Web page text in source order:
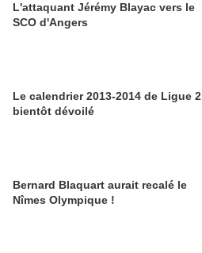
L'attaquant Jérémy Blayac vers le
SCO d'Angers
Le calendrier 2013-2014 de Ligue 2
bientôt dévoilé
Bernard Blaquart aurait recalé le
Nîmes Olympique !